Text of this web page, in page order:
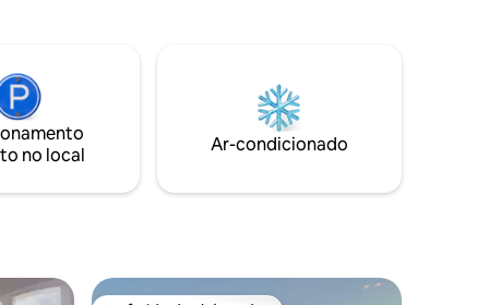
tudo
banheira de hidromassagem mais
próxima e a piscina aquecida do elevador
Village Express. Ele também tem um
elevador, 1 vaga de estacionamento
esqui e lavanderia! STR # 044856
no local
Ar-condicionado